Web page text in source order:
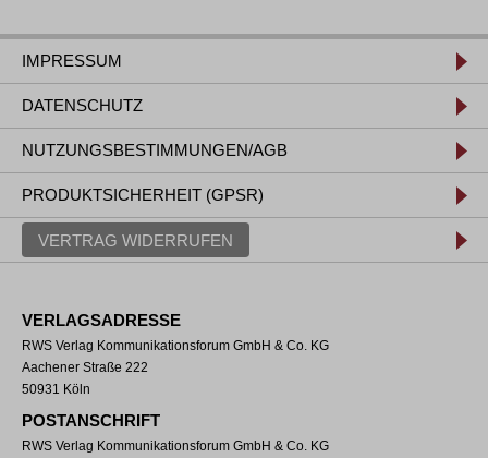
IMPRESSUM
DATENSCHUTZ
NUTZUNGSBESTIMMUNGEN/AGB
PRODUKTSICHERHEIT (GPSR)
VERTRAG WIDERRUFEN
VERLAGSADRESSE
RWS Verlag Kommunikationsforum GmbH & Co. KG
Aachener Straße 222
50931 Köln
POSTANSCHRIFT
RWS Verlag Kommunikationsforum GmbH & Co. KG